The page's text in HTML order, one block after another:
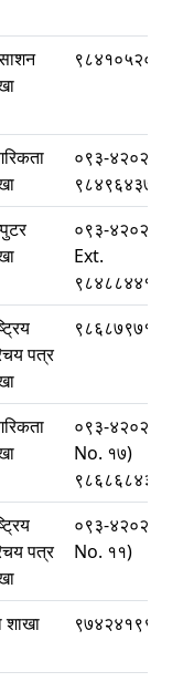
९८४१०५२०४६
०९३-
९८४९६४३७७१
०९३-४२०२१४
Ext.
९८४८८४४१२०
पत्र
९८६८७९७१७७
०९३-४२०२१४
No. १७)
९८६८६८४३३३
पत्र
०९३-४२०२१४
No. ११)
शाखा ९७४२४१९९०६